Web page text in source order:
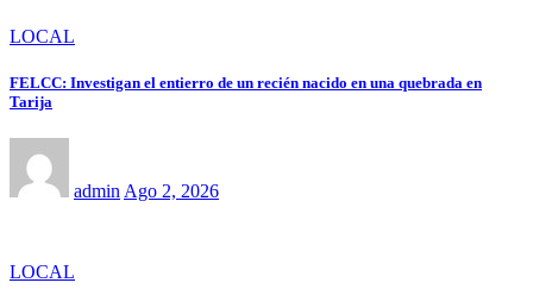
LOCAL
FELCC: Investigan el entierro de un recién nacido en una quebrada en
Tarija
admin Ago 2, 2026
LOCAL